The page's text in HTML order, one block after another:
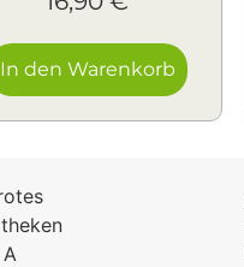
In den Warenkorb